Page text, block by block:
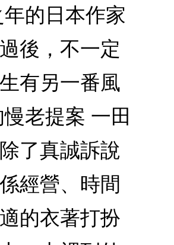
的日本作家
後，不一定
有另一番風
老提案 一田
了真誠訴說
經營、時間
的衣著打扮